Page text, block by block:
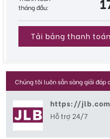
tháng đầu:
Tải bảng thanh
Chúng tôi luôn sẵn sàng giải
https://
Hỗ trợ 24/7